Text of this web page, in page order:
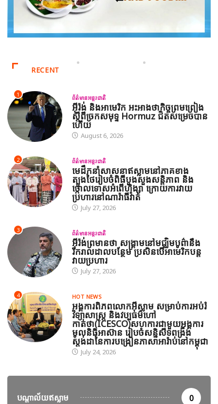
RECENT
1 ព័ត៌មានអន្តរជាតិ
អ៊ីរ៉ង់ និងអាមេរិក អះអាងថាកិច្ចព្រមព្រៀង
ស្តីពីច្រកសមុទ្ទ Hormuz ជិតសម្រេចបាន
ហើយ
August 6, 2026
2 ព័ត៌មានអន្តរជាតិ
មេដឹកនាំសាសនាឥស្លាមនៅភាគខាង
ត្បូងថៃរៀបចំពិធីបួងសួងសន្តិភាព និង
ថ្កោលទោសអំពើហិង្សា ក្រោយការវាយ
ប្រហារនៅណារ៉ាធីវ៉ាត់
July 27, 2026
3 ព័ត៌មានអន្តរជាតិ
អ៊ីរ៉ង់ព្រមានថា សង្គ្រាមនៅមជ្ឈិមបូព៌ានឹង
រីករាលដាលបន្ថែម ប្រសិនបើអាមេរិកបន្ត
វាយប្រហារ
July 27, 2026
4 HOT NEWS
អង្គការពិភពលោកអ៊ីស្លាម សម្រាប់ការអប់រំ
វិទ្យាសាស្ត្រ និងវប្បធម៌ហៅ
កាត់ថា(ICESCO)សហការជាមួយអង្គការ
មូលនិធិអាស៊ាន រៀបចំសន្និសីទពង្រឹង
ស្តង់ដានៃការបង្រៀនភាសាអារ៉ាប់នៅកម្ពុជា
July 24, 2026
បណ្តាល័យឥស្លាម 0